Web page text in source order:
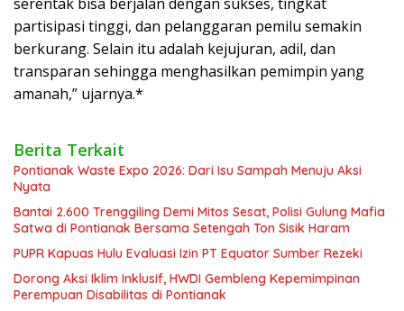
partisipasi tinggi, dan pelanggaran pemilu semakin
berkurang. Selain itu adalah kejujuran, adil, dan
transparan sehingga menghasilkan pemimpin yang
amanah,” ujarnya.*
Berita Terkait
Pontianak Waste Expo 2026: Dari Isu Sampah Menuju Aksi
Nyata
Bantai 2.600 Trenggiling Demi Mitos Sesat, Polisi Gulung Mafia
Satwa di Pontianak Bersama Setengah Ton Sisik Haram
PUPR Kapuas Hulu Evaluasi Izin PT Equator Sumber Rezeki
Dorong Aksi Iklim Inklusif, HWDI Gembleng Kepemimpinan
Perempuan Disabilitas di Pontianak